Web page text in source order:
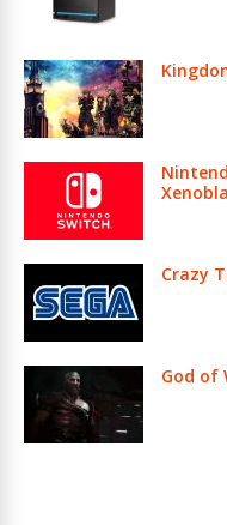
Crazy
God of